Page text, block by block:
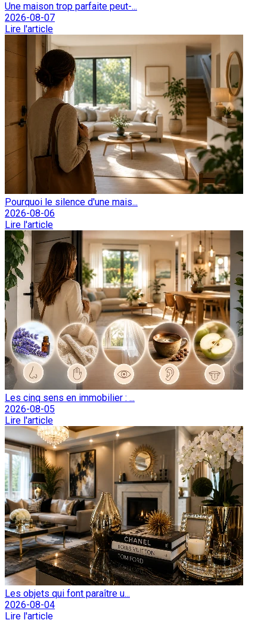
Une maison trop parfaite peut-...
2026-08-07
Lire l'article
Pourquoi le silence d'une mais...
2026-08-06
Lire l'article
Les cinq sens en immobilier : ...
2026-08-05
Lire l'article
Les objets qui font paraître u...
2026-08-04
Lire l'article